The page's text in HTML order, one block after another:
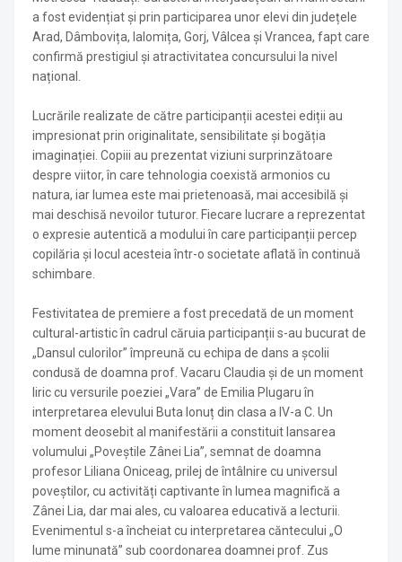
a fost evidențiat și prin participarea unor elevi din județele
Arad, Dâmbovița, Ialomița, Gorj, Vâlcea și Vrancea, fapt care
confirmă prestigiul și atractivitatea concursului la nivel
național.
Lucrările realizate de către participanții acestei ediții au
impresionat prin originalitate, sensibilitate și bogăția
imaginației. Copiii au prezentat viziuni surprinzătoare
despre viitor, în care tehnologia coexistă armonios cu
natura, iar lumea este mai prietenoasă, mai accesibilă și
mai deschisă nevoilor tuturor. Fiecare lucrare a reprezentat
o expresie autentică a modului în care participanții percep
copilăria și locul acesteia într-o societate aflată în continuă
schimbare.
Festivitatea de premiere a fost precedată de un moment
cultural-artistic în cadrul căruia participanții s-au bucurat de
„Dansul culorilor” împreună cu echipa de dans a școlii
condusă de doamna prof. Vacaru Claudia și de un moment
liric cu versurile poeziei „Vara” de Emilia Plugaru în
interpretarea elevului Buta Ionuț din clasa a IV-a C. Un
moment deosebit al manifestării a constituit lansarea
volumului „Poveștile Zânei Lia”, semnat de doamna
profesor Liliana Oniceag, prilej de întâlnire cu universul
poveștilor, cu activități captivante în lumea magnifică a
Zânei Lia, dar mai ales, cu valoarea educativă a lecturii.
Evenimentul s-a încheiat cu interpretarea căntecului „O
lume minunată” sub coordonarea doamnei prof. Zus